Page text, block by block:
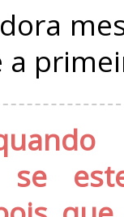
se